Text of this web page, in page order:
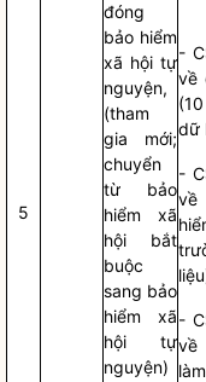
5
đóng
bảo hiểm
xã hội tự
nguyện,
(tham
gia mới;
chuyển
từ bảo
hiểm xã
hội bắt
buộc
sang bảo
hiểm xã
hội tự
nguyện)
-
về
dữ
-
-
làm